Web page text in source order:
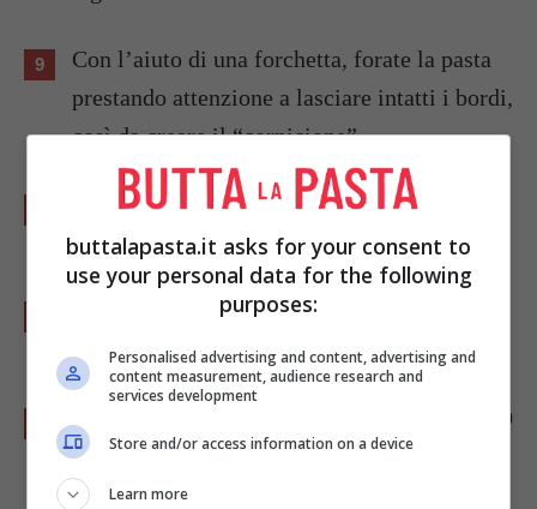
Con l’aiuto di una forchetta, forate la pasta
prestando attenzione a lasciare intatti i bordi,
così da creare il “cornicione”.
Aggiungete quindi i pomodorini, la
mozzarella ed il parmigiano grattugiato.
Accendete il forno e fatelo scaldare
impostando la temperatura a 180 °C.
Una volta caldo infornate il tutto per circa 20
minuti.
buttalapasta.it asks for your consent to
use your personal data for the following
purposes:
Personalised advertising and content, advertising and
content measurement, audience research and
services development
Store and/or access information on a device
Learn more